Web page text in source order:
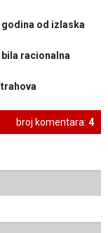
godina od izlaska
bila racionalna
broj komentara: 4